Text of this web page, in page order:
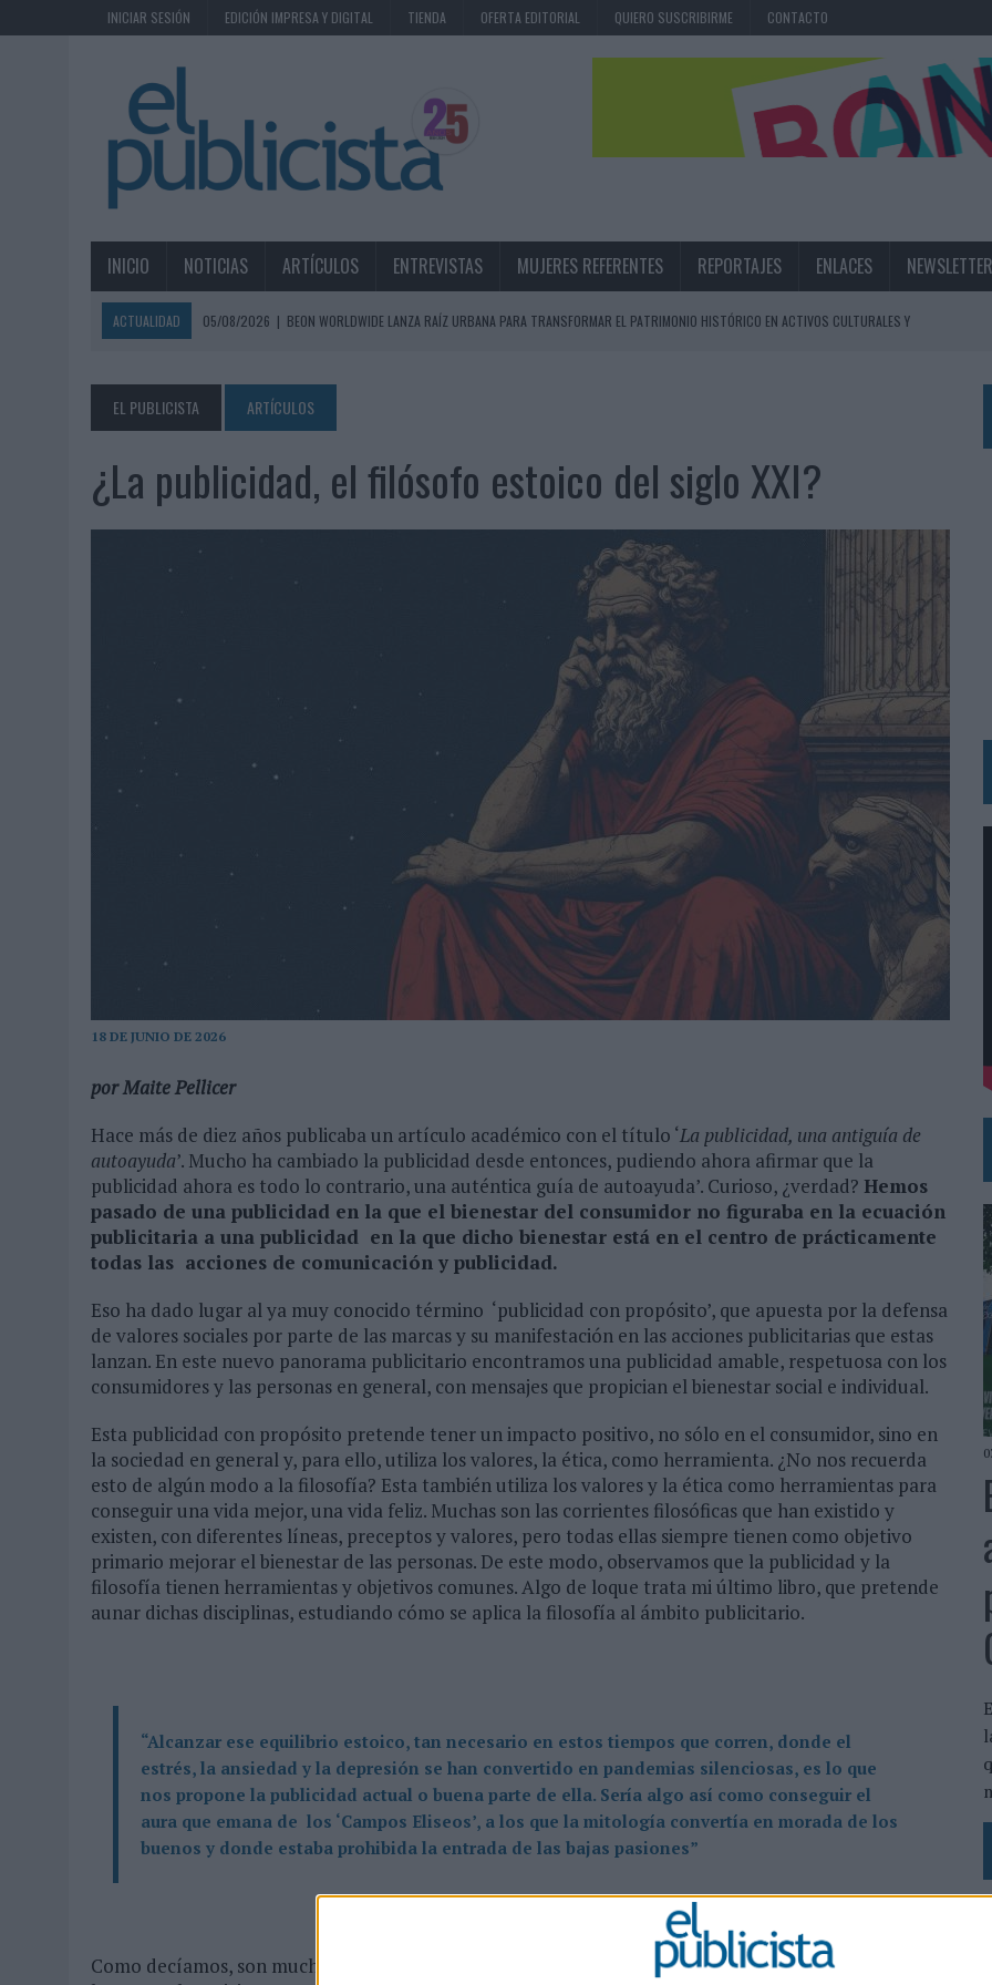
INICIAR SESIÓN EDICIÓN IMPRESA Y DIGITAL TIENDA OFERTA EDITORIAL QUIERO SUSCRIBIRME CONTACTO
INICIO NOTICIAS ARTÍCULOS ENTREVISTAS MUJERES REFERENTES REPORTAJES ENLACES NEWSLETTER
ACTUALIDAD 05/08/2026 | BEON WORLDWIDE LANZA RAÍZ URBANA PARA TRANSFORMAR EL PATRIMONIO HISTÓRICO EN ACTIVOS CULTURALES Y
FABRA COMUNICACIÓN INCORPORA A CASONÁ Y ASUME LA GESTIÓN DE SUS RELACIONES CON LOS MEDIOS
05/08/2026 | LOPESAN HOTELS & RESORTS ACERCA EL PARAÍSO CANARIO EN SU ÚLTIMA CAMPAÑA INTERNACIONAL
05/08/2026
LUIS ARQUILLOS (BURGO DE ARIAS): “LA CONSTRUCCIÓN DE MARCA A LARGO PLAZO Y LA MEDICIÓN SON DOS CARAS DE LA MISMA
MONEDA”
04/08/2026
‘LA ÚNICA CERVEZA DEL MUNDO QUE SE DISFRUTA DOS VECES’, DE INUSUALY PARA CERVEZA CAPAZ
CAPAZ, LA CERVEZA QUE CONVIERTE CADA BOTELLA EN UNA OPORTUNIDAD DE INCLUSIÓN
04/08/2026
AUDIBLE REIVINDICA EL PODER TRANSFORMADOR DEL AUDIO EN SU NUEVA CAMPAÑA GLOBAL DE MARCA
‘VUELVE EL FÚTBOL. VUELVE A SOÑAR’, DE VML PARA MOVISTAR
03/08/2026
MOVISTAR APELA A LA ILUSIÓN DE LAS AFICIONES PARA EL REGRESO DEL FÚTBOL
EL REAL BETIS INVITA A LOS AFICIONADOS A DISEÑAR SU PRÓXIMA CAMISETA FOREVER GREEN
KFC CONVIERTE LOS UBER EN UN HOMENAJE AL UNIVERSO DE 'LOS SIMPSON'
BACK MARKET PONE A LA MADRE DE SU FUNDADOR COMO AVAL DE SU CALIDAD
PRESENTADO EL JURADO DE LOS PREMIOS DE MARKETING Y COMUNICACIÓN EN EL SECTOR ASEGURADOR 2026
31/07/2026 | MAKING SCIENCE AUMENTA UN 12,8% SUS VENTAS EN EL PRIMER SEMESTRE HASTA LOS 196 MILLONES DE EUROS
06/08/2026 | LA IA ESTÁ SUBIENDO EL LISTÓN DE LA CREATIVIDAD
EL PUBLICISTA ARTÍCULOS
¿La publicidad, el filósofo estoico del siglo XXI?
18 DE JUNIO DE 2026
por Maite Pellicer
Hace más de diez años publicaba un artículo académico con el título ‘La publicidad, una antiguía de
autoayuda’. Mucho ha cambiado la publicidad desde entonces, pudiendo ahora afirmar que la
publicidad ahora es todo lo contrario, una auténtica guía de autoayuda’. Curioso, ¿verdad? Hemos
pasado de una publicidad en la que el bienestar del consumidor no figuraba en la ecuación
publicitaria a una publicidad en la que dicho bienestar está en el centro de prácticamente
todas las acciones de comunicación y publicidad.
Eso ha dado lugar al ya muy conocido término ‘publicidad con propósito’, que apuesta por la defensa
de valores sociales por parte de las marcas y su manifestación en las acciones publicitarias que estas
lanzan. En este nuevo panorama publicitario encontramos una publicidad amable, respetuosa con los
consumidores y las personas en general, con mensajes que propician el bienestar social e individual.
Esta publicidad con propósito pretende tener un impacto positivo, no sólo en el consumidor, sino en
la sociedad en general y, para ello, utiliza los valores, la ética, como herramienta. ¿No nos recuerda
esto de algún modo a la filosofía? Esta también utiliza los valores y la ética como herramientas para
conseguir una vida mejor, una vida feliz. Muchas son las corrientes filosóficas que han existido y
existen, con diferentes líneas, preceptos y valores, pero todas ellas siempre tienen como objetivo
primario mejorar el bienestar de las personas. De este modo, observamos que la publicidad y la
filosofía tienen herramientas y objetivos comunes. Algo de loque trata mi último libro, que pretende
aunar dichas disciplinas, estudiando cómo se aplica la filosofía al ámbito publicitario.
“Alcanzar ese equilibrio estoico, tan necesario en estos tiempos que corren, donde el
estrés, la ansiedad y la depresión se han convertido en pandemias silenciosas, es lo que
nos propone la publicidad actual o buena parte de ella. Sería algo así como conseguir el
aura que emana de los ‘Campos Eliseos’, a los que la mitología convertía en morada de los
buenos y donde estaba prohibida la entrada de las bajas pasiones”
Como decíamos, son muchas las corrientes filosóficas que podemos estudiar, pero lo cierto es que